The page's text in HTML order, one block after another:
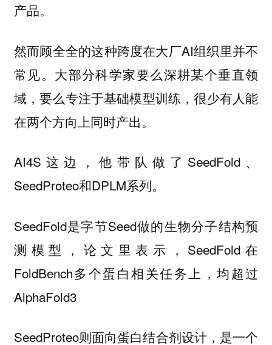
产品。
然而顾全全的这种跨度在大厂AI组织里并不
常见。大部分科学家要么深耕某个垂直领
域，要么专注于基础模型训练，很少有人能
在两个方向上同时产出。
AI4S这边，他带队做了SeedFold、
SeedProteo和DPLM系列。
SeedFold是字节Seed做的生物分子结构预
测模型，论文里表示，SeedFold在
FoldBench多个蛋白相关任务上，均超过
AlphaFold3
SeedProteo则面向蛋白结合剂设计，是一个